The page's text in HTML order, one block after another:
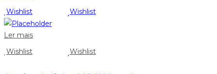
Wishlist
Wishlist
Ler mais
Wishlist
Wishlist